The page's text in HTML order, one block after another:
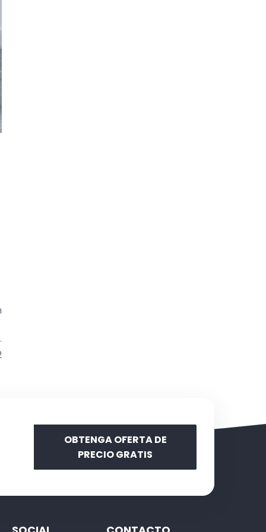
OBTENGA OFERTA DE
PRECIO GRATIS